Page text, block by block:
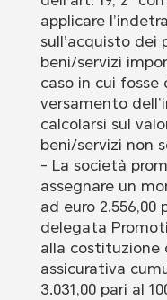
applicare
sull’acquisto
beni/servizi
caso in cui fosse
versamento
calcolarsi sul
beni/servizi non
- La società
assegnare un
ad euro
delegata
alla costituzione
assicurativa
3.031,00 pari al